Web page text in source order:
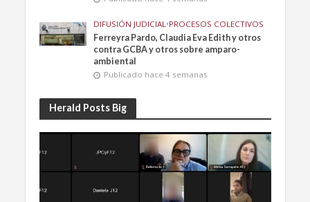
DIFUSIÓN JUDICIAL•PROCESOS COLECTIVOS
Ferreyra Pardo, Claudia Eva Edith y otros
contra GCBA y otros sobre amparo-
ambiental
Publicado hace 4 semanas
Herald Posts Big